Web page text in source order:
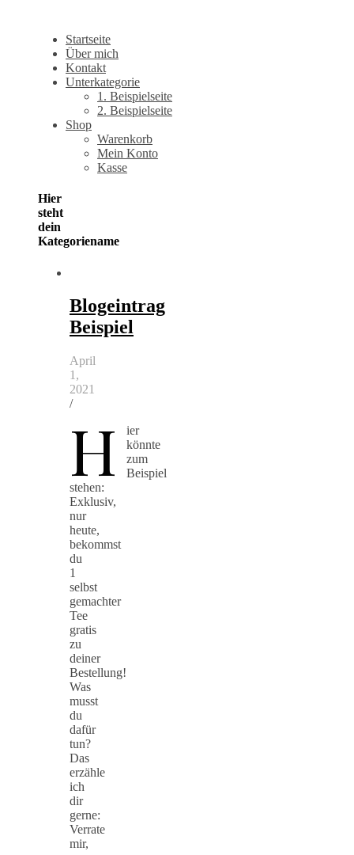
Startseite
Über mich
Kontakt
Unterkategorie
1. Beispielseite
2. Beispielseite
Shop
Warenkorb
Mein Konto
Kasse
Hier
steht
dein
Kategoriename
Blogeintrag
Beispiel
April
1,
2021
/
H
ier
könnte
zum
Beispiel
stehen:
Exklusiv,
nur
heute,
bekommst
du
1
selbst
gemachter
Tee
gratis
zu
deiner
Bestellung!
Was
musst
du
dafür
tun?
Das
erzähle
ich
dir
gerne:
Verrate
mir,